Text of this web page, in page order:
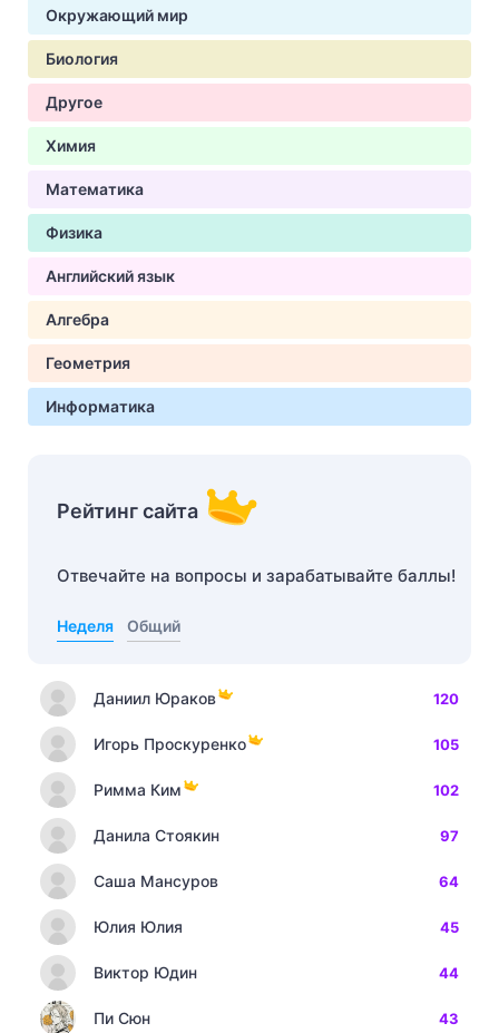
Окружающий мир
Биология
Другое
Химия
Математика
Физика
Английский язык
Алгебра
Геометрия
Информатика
Рейтинг сайта
Отвечайте на вопросы и зарабатывайте баллы!
Неделя Общий
Даниил Юраков 120
Игорь Проскуренко 105
Римма Ким 102
Данила Стоякин 97
Саша Мансуров 64
Юлия Юлия 45
Виктор Юдин 44
Пи Сюн 43